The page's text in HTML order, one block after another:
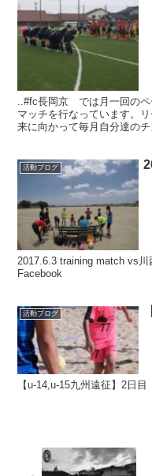
..#fc長岡京 では月一回のペ
マッチを行なっています。
来に向かって毎月自分達の
活動ブログ
2017.6.3 training match vs川
Facebook
活動ブログ
【u-14,u-15九州遠征】2日目